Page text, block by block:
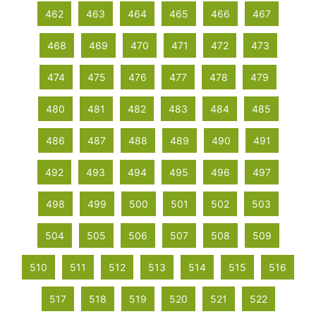
462 463 464 465 466 467
468 469 470 471 472 473
474 475 476 477 478 479
480 481 482 483 484 485
486 487 488 489 490 491
492 493 494 495 496 497
498 499 500 501 502 503
504 505 506 507 508 509
510 511 512 513 514 515 516
517 518 519 520 521 522